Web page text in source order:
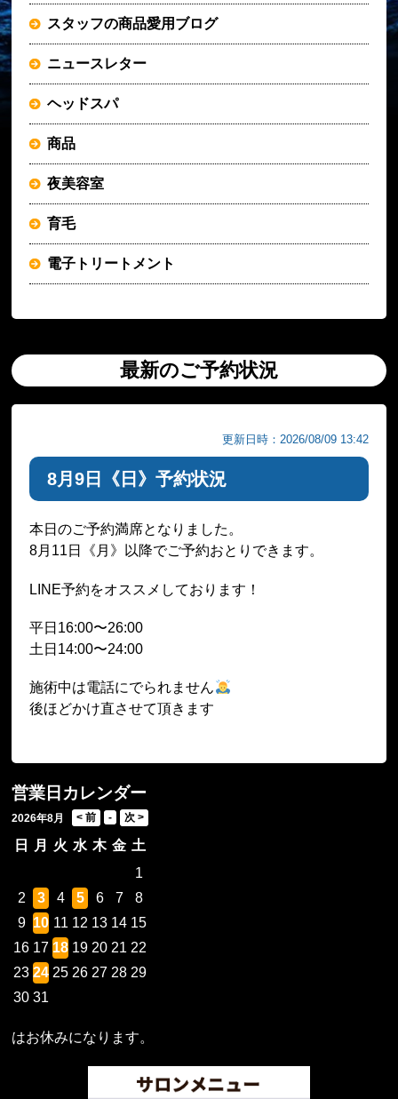
スタッフの商品愛用ブログ
ニュースレター
ヘッドスパ
商品
夜美容室
育毛
電子トリートメント
最新のご予約状況
更新日時：2026/08/09 13:42
8月9日《日》予約状況
本日のご予約満席となりました。
8月11日《月》以降でご予約おとりできます。
LINE予約をオススメしております！
平日16:00〜26:00
土日14:00〜24:00
施術中は電話にでられません
後ほどかけ直させて頂きます
営業日カレンダー
2026年8月
日 月 火 水 木 金 土
1
2
3 4 5 6 7
8
9 10 11 12 13 14 15
16 17 18 19 20 21 22
23 24 25 26 27 28 29
30 31
はお休みになります。